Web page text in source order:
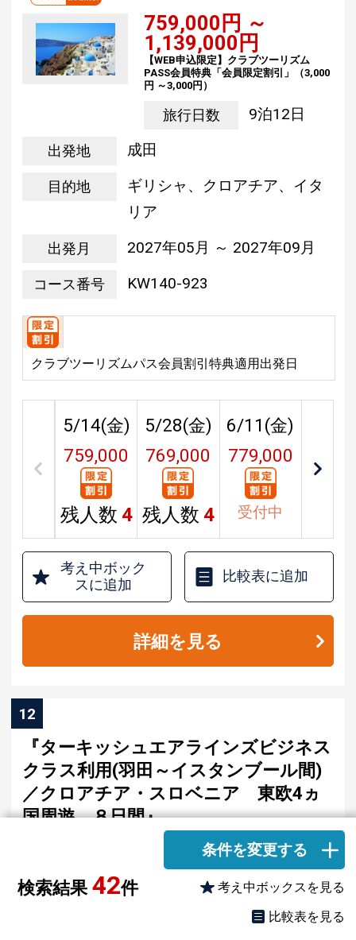
検索結果 42件
条件を変更する
考え中ボックスを見る
比較表を見る
759,000円 ～
1,139,000円
【WEB申込限定】クラブツーリズム
PASS会員特典「会員限定割引」（3,000
円 ～3,000円）
旅行日数 9泊12日
出発地 成田
目的地
ギリシャ、クロアチア、イタ
リア
出発月 2027年05月 ～ 2027年09月
コース番号 KW140-923
クラブツーリズムパス会員割引特典適用出発日
5/14(金)
759,000
円
残人数 4
5/28(金)
769,000
円
残人数 4
6/11(金)
779,000
円
受付中
考え中ボック
スに追加
比較表に追加
詳細を見る
12
『ターキッシュエアラインズビジネス
クラス利用(羽田～イスタンブール間)
／クロアチア・スロベニア 東欧4ヵ
国周遊 ８日間』
（補足情報）11/22・3/7発催行決定／迷ったらこ
のコース！/ 都心からのアクセスが良く便利な羽田
クラスホテル(弊社基準)にらくらく2連泊！